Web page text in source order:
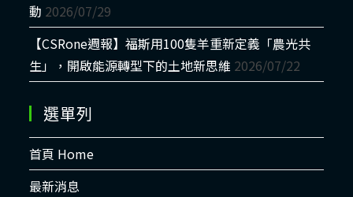
動 2026/07/29
【CSRone週報】福斯用100隻羊重新定義「農光共
生」，開啟能源轉型下的土地新思維 2026/07/22
選單列
首頁 Home
最新消息